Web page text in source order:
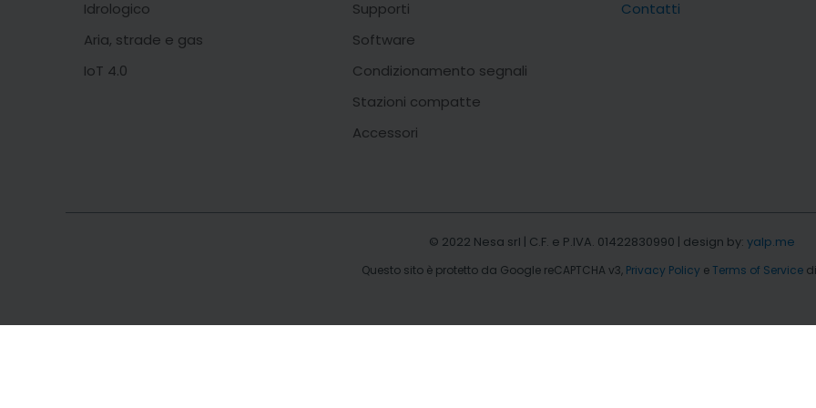
Idrologico
Aria, strade e gas
IoT 4.0
Supporti
Software
Condizionamento segnali
Stazioni compatte
Accessori
Contatti
© 2022 Nesa srl | C.F. e P.IVA. 01422830990 | design by: yalp.me
Questo sito è protetto da Google reCAPTCHA v3, Privacy Policy eTerms of Servicedi